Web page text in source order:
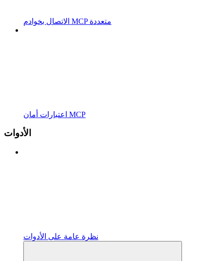
الاتصال بخوادم MCP متعددة
اعتبارات أمان MCP
الأدوات
نظرة عامة على الأدوات